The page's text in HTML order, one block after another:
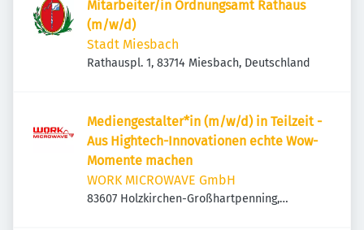
Mitarbeiter/in Ordnungsamt Rathaus
(m/w/d)
Stadt Miesbach
Rathauspl. 1, 83714 Miesbach, Deutschland
Mediengestalter*in (m/w/d) in Teilzeit -
Aus Hightech-Innovationen echte Wow-
Momente machen
WORK MICROWAVE GmbH
83607 Holzkirchen-Großhartpenning,